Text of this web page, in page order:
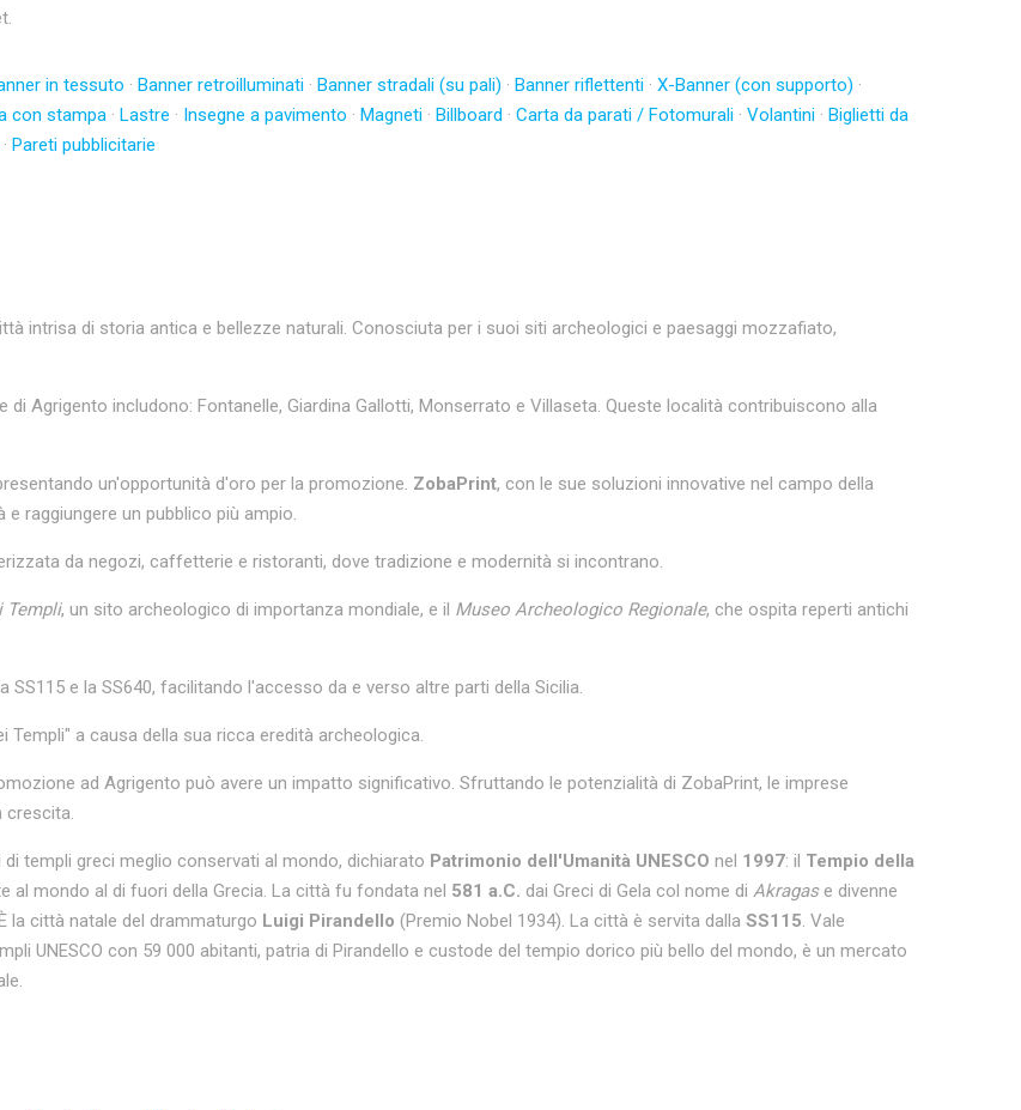
in tessuto · Banner retroilluminati · Banner stradali (su pali) · Banner riflettenti · X-Banner (con supporto) ·
con stampa · Lastre · Insegne a pavimento · Magneti · Billboard · Carta da parati / Fotomurali · Volantini · Biglietti da
· Pareti pubblicitarie
intrisa di storia antica e bellezze naturali. Conosciuta per i suoi siti archeologici e paesaggi mozzafiato,
Agrigento includono: Fontanelle, Giardina Gallotti, Monserrato e Villaseta. Queste località contribuiscono alla
un'opportunità d'oro per la promozione. ZobaPrint, con le sue soluzioni innovative nel campo della
raggiungere un pubblico più ampio.
da negozi, caffetterie e ristoranti, dove tradizione e modernità si incontrano.
Templi, un sito archeologico di importanza mondiale, e il Museo Archeologico Regionale, che ospita reperti antichi
e la SS640, facilitando l'accesso da e verso altre parti della Sicilia.
a causa della sua ricca eredità archeologica.
ad Agrigento può avere un impatto significativo. Sfruttando le potenzialità di ZobaPrint, le imprese
crescita.
templi greci meglio conservati al mondo, dichiarato Patrimonio dell'Umanità UNESCO nel 1997: il Tempio della
al mondo al di fuori della Grecia. La città fu fondata nel 581 a.C. dai Greci di Gela col nome di Akragase divenne
la città natale del drammaturgo Luigi Pirandello (Premio Nobel 1934). La città è servita dalla SS115. Vale
UNESCO con 59 000 abitanti, patria di Pirandello e custode del tempio dorico più bello del mondo, è un mercato